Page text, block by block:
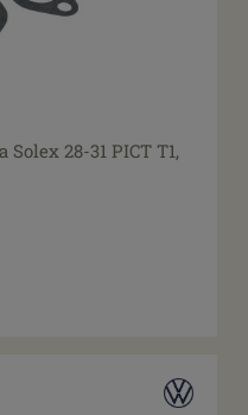
28-31 PICT T1,